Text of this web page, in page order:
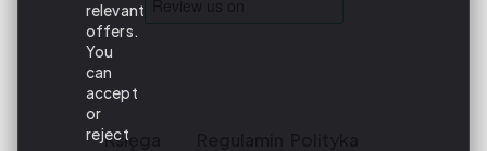
relevant
offers.
You
can
accept
or
reject
Księga